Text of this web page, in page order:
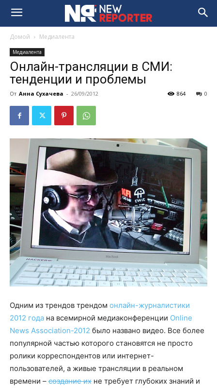
Домой Медиалента
Медиалента
Онлайн-трансляции в СМИ:
тенденции и проблемы
От Анна Сухачева - 26/09/2012 0
864
Одним из трендов трендом онлайн-журналистики
2012 года на всемирной медиаконференции Online
News Association-2012 было названо видео. Все более
популярной частью которого становятся не просто
ролики корреспондентов или интернет-
пользователей, а живые трансляции в реальном
времени – создание их не требует глубоких знаний и